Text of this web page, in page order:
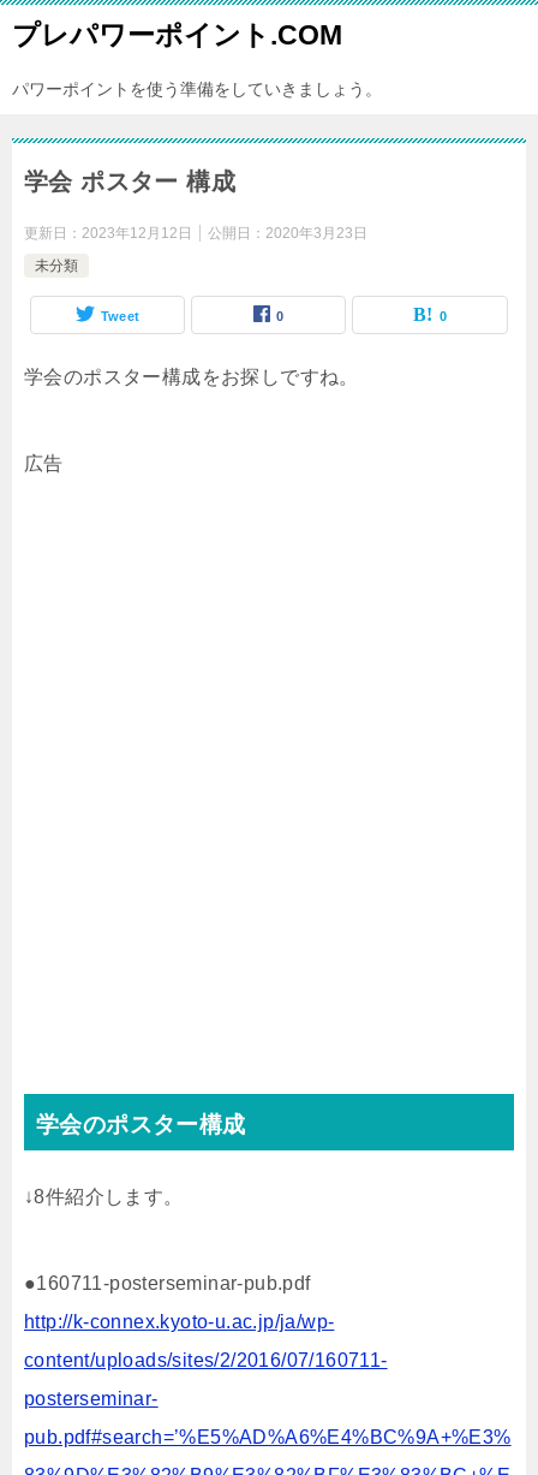
プレパワーポイント.COM
パワーポイントを使う準備をしていきましょう。
学会 ポスター 構成
更新日： 2023年12月12日 公開日： 2020年3月23日
未分類
Tweet 0 0
学会のポスター構成をお探しですね。
広告
学会のポスター構成
↓8件紹介します。
●160711-posterseminar-pub.pdf
http://k-connex.kyoto-u.ac.jp/ja/wp-
content/uploads/sites/2/2016/07/160711-
posterseminar-
pub.pdf#search=’%E5%AD%A6%E4%BC%9A+%E3%